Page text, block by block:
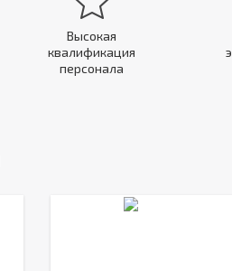
Высокая
квалификация
персонала